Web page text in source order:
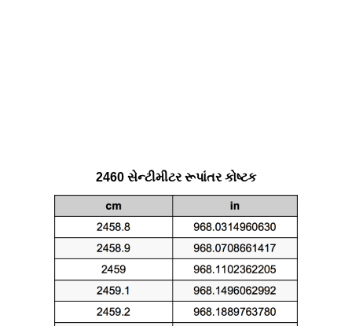
2460 સેન્ટીમીટર રૂપાંતર કોષ્ટક